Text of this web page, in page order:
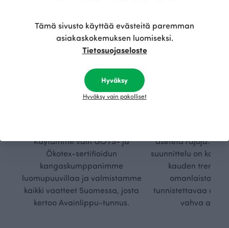
Kestä
vyys
Käytämme vain GOTS- ja
Ökotex-sertifioidun
kangaskumppanimme
luomupuuvillaa ja valmistamme
kaikki vaatteet Suomessa, josta
kertoo Avainlippu-tunnus.
aseteta rajoja.
suunnittelu on
kauden
omanlaista,
tunnistettavaa
vahva
Tämä sivusto käyttää evästeitä paremman
asiakaskokemuksen luomiseksi.
Tietosuojaseloste
Hyväksy
Hyväksy vain pakolliset